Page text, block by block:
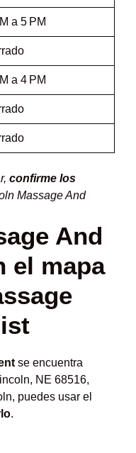
a 5 PM
a 4 PM
confirme los
Massage And
And
el mapa
se encuentra
NE 68516,
puedes usar el
.